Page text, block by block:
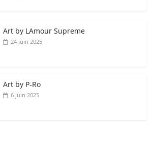
Art by LAmour Supreme
24 juin 2025
Art by P‑Ro
6 juin 2025